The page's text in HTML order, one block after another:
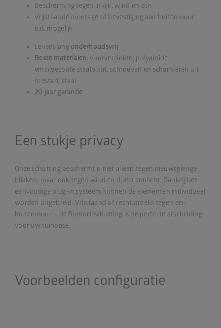
Bescherming tegen inkijk, wind en zon
Vrijstaande montage of bevestiging aan buitenmuur
e.d. mogelijk
Levenslang onderhoudsvrij
Beste materialen: vuurverzinkte, polyamide
emailgecoate staalplaat, schroeven en scharnieren uit
roestvrij staal
20 jaar garantie
Een stukje privacy
Onze schutting beschermt u niet alleen tegen nieuwsgierige
blikken, maar ook tegen wind en direct zonlicht. Dankzij het
eenvoudige plug-in systeem kunnen de elementen individueel
worden uitgebreid. Vrijstaand of rechtstreeks tegen een
buitenmuur – de Biohort schutting is de perfecte afscheiding
voor uw tuinoase.
Voorbeelden configuratie